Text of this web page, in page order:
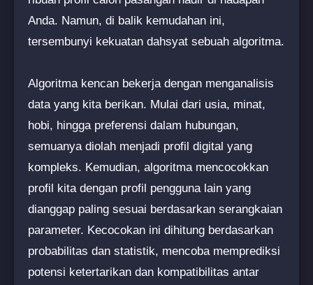
Anda. Namun, di balik kemudahan ini,
tersembunyi kekuatan dahsyat sebuah algoritma.
Algoritma kencan bekerja dengan menganalisis
data yang kita berikan. Mulai dari usia, minat,
hobi, hingga preferensi dalam hubungan,
semuanya diolah menjadi profil digital yang
kompleks. Kemudian, algoritma mencocokkan
profil kita dengan profil pengguna lain yang
dianggap paling sesuai berdasarkan serangkaian
parameter. Kecocokan ini dihitung berdasarkan
probabilitas dan statistik, mencoba memprediksi
potensi ketertarikan dan kompatibilitas antar